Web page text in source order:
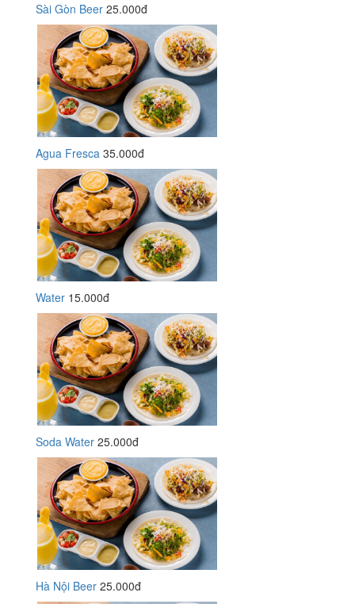
Sài Gòn Beer 25.000đ
Agua Fresca 35.000đ
Water 15.000đ
Soda Water 25.000đ
Hà Nội Beer 25.000đ